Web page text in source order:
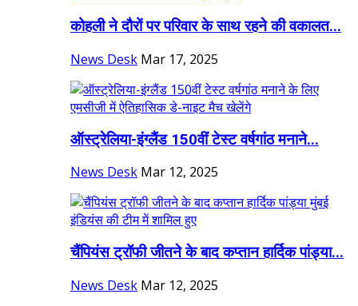
कोहली ने दौरों पर परिवार के साथ रहने की वकालत...
News Desk Mar 17, 2025
ऑस्ट्रेलिया-इंग्लैंड 150वीं टेस्ट वर्षगांठ मनाने...
News Desk Mar 12, 2025
चैंपियंस ट्रॉफी जीतने के बाद कप्तान हार्दिक पांड्या...
News Desk Mar 12, 2025